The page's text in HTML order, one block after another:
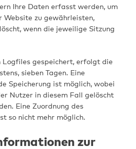
Ihre Daten erfasst werden, um
zu gewährleisten,
wenn die jeweilige Sitzung
Logfiles gespeichert, erfolgt die
sieben Tagen. Eine
Speicherung ist möglich, wobei
Nutzer in diesem Fall gelöscht
Eine Zuordnung des
so nicht mehr möglich.
zur